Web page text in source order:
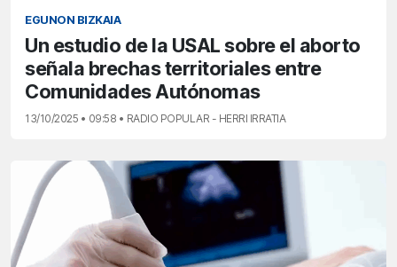
EGUNON BIZKAIA
Un estudio de la USAL sobre el aborto
señala brechas territoriales entre
Comunidades Autónomas
13/10/2025 • 09:58 • RADIO POPULAR - HERRI IRRATIA